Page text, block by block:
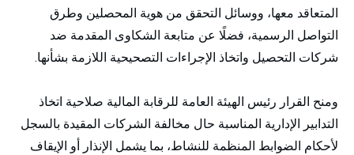
المتعاقد معها، ووسائل التحقق من هوية المحصلين وطرق
التواصل الرسمية، فضلًا عن متابعة الشكاوى المقدمة ضد
شركات التحصيل واتخاذ الإجراءات التصحيحية اللازمة بشأنها.
ومنح القرار رئيس الهيئة العامة للرقابة المالية صلاحية اتخاذ
التدابير الإدارية المناسبة حال مخالفة الشركات المقيدة بالسجل
لأحكام الضوابط المنظمة للنشاط، بما يشمل الإنذار أو الإيقاف